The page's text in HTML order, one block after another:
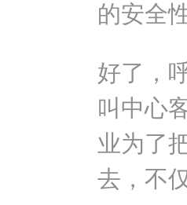
的安全
好了，
叫中心
业为了
去，不